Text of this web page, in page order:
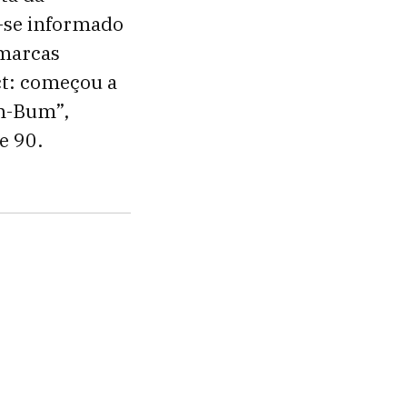
informado
começou a
Bum”,
90.